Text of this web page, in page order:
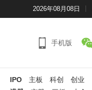
2026年08月08日
手机版
IPO 主板 科创
创业